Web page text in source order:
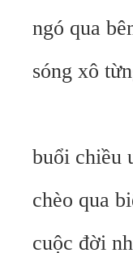
ngó qua
sóng xô
buổi chiều
chèo qua
cuộc đời